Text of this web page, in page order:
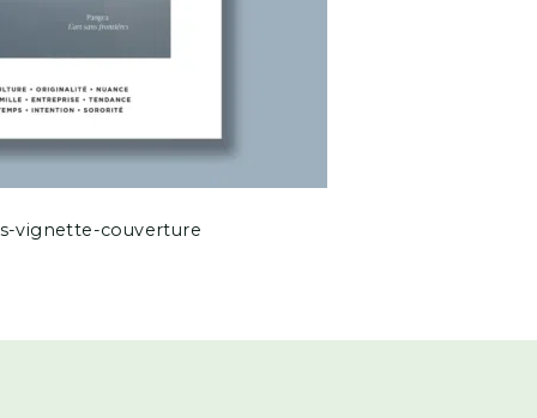
vignette-couverture